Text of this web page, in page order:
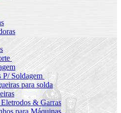
P/ Soldagem
para solda
& Garras